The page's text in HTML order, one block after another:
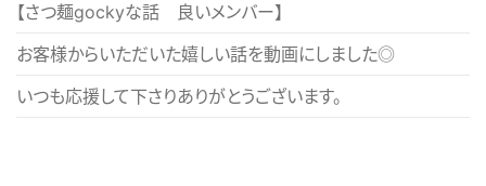
ン
【さつ麺gockyな話 良いメンバー】
お客様からいただいた嬉しい話を動画にしました◎
いつも応援して下さりありがとうございます。